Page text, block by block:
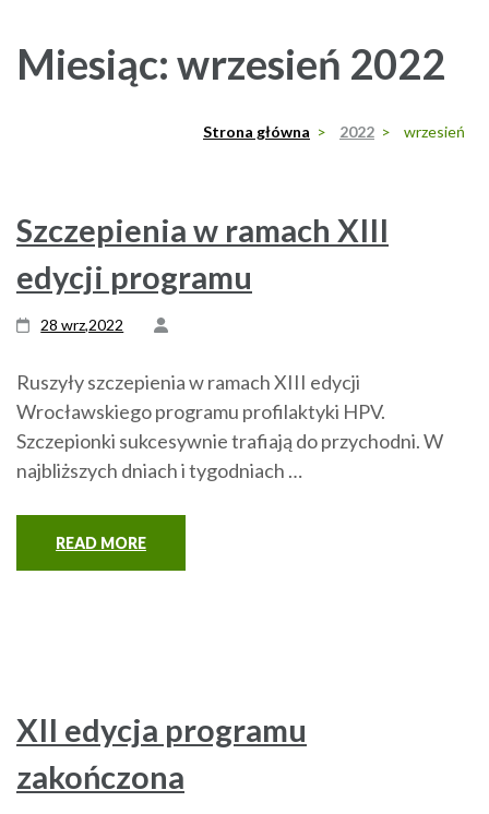
Miesiąc:wrzesień 2022
Strona główna > 2022 > wrzesień
Szczepienia w ramach XIII
edycji programu
28 wrz,2022
Ruszyły szczepienia w ramach XIII edycji
Wrocławskiego programu profilaktyki HPV.
Szczepionki sukcesywnie trafiają do przychodni. W
najbliższych dniach i tygodniach …
READ MORE
XII edycja programu
zakończona